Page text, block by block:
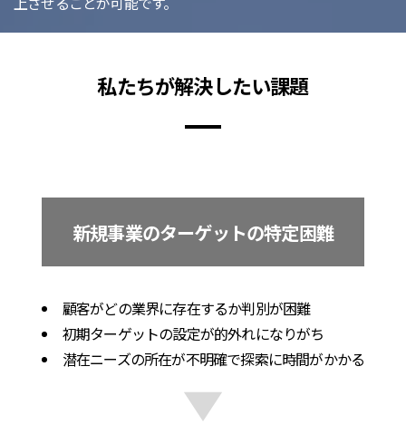
私たちが解決したい課題
新規事業のターゲットの特定困難
顧客がどの業界に存在するか判別が困難
初期ターゲットの設定が的外れになりがち
潜在ニーズの所在が不明確で探索に時間がかかる